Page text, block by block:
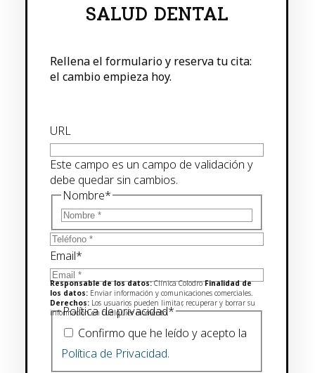
SALUD DENTAL
Rellena el formulario y reserva tu cita:
el cambio empieza hoy.
URL
Este campo es un campo de validación y
debe quedar sin cambios.
Nombre*
Email*
Responsable de los datos:Clínica ColodroFinalidad de
los datos: Enviar información y comunicaciones comerciales.
Derechos: Los usuarios pueden limitar, recuperar y borrar su
información en cualquier momento.
Política de privacidad*
Confirmo que he leído y acepto la
Política de Privacidad.